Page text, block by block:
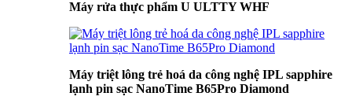
Máy rửa thực phẩm U ULTTY WHF
Máy triệt lông trẻ hoá da công nghệ IPL sapphire
lạnh pin sạc NanoTime B65Pro Diamond